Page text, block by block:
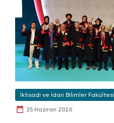
İktisadi ve İdari Bilimler Fakültesi
25 Haziran 2026